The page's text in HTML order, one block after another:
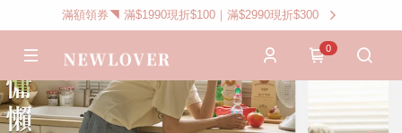
滿額領券◥ 滿$1990現折$100｜滿$2990現折$300
0